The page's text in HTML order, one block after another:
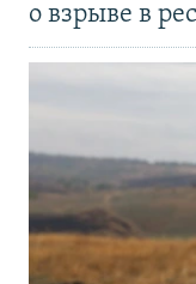
о взрыве в